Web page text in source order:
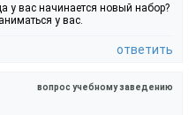
у вас начинается новый набор?
у вас.
ответить
вопрос учебному заведению